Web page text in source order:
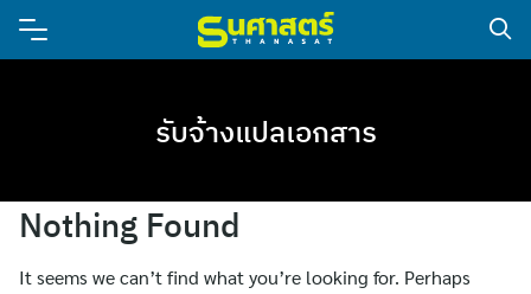
รับจ้างแปลเอกสาร
Nothing Found
It seems we can’t find what you’re looking for. Perhaps